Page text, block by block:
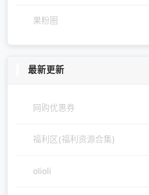
果粉圈
最新更新
网购优惠券
福利区(福利资源合集)
olioli